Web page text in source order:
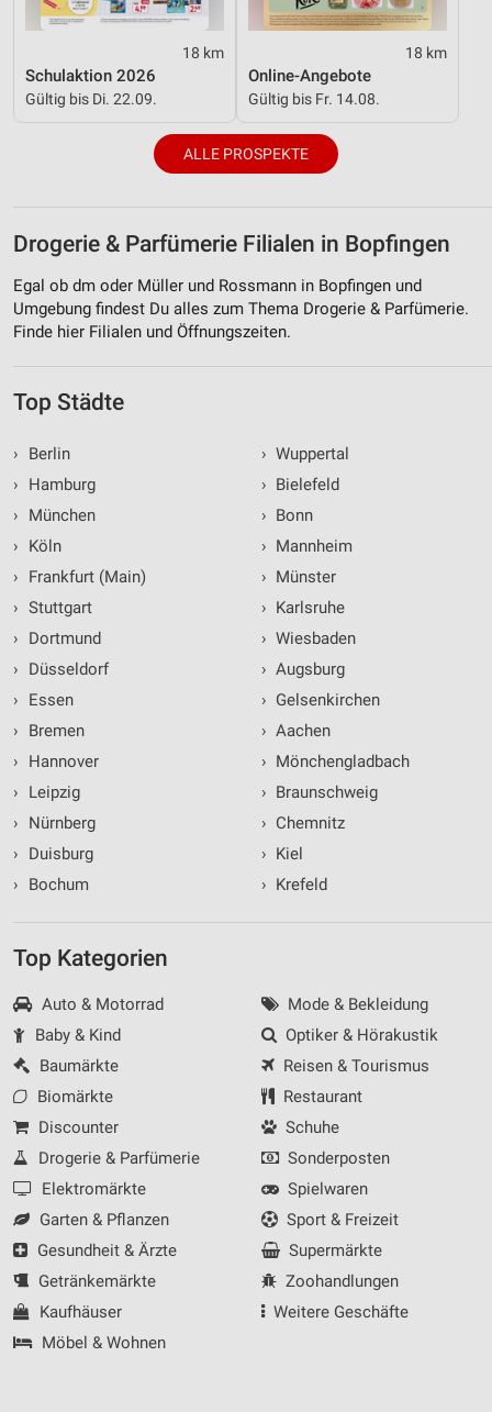
18 km
Schulaktion 2026
Gültig bis Di. 22.09.
18 km
Online-Angebote
Gültig bis Fr. 14.08.
ALLE PROSPEKTE
Drogerie & Parfümerie Filialen in Bopfingen
Egal ob dm oder Müller und Rossmann in Bopfingen und
Umgebung findest Du alles zum Thema Drogerie & Parfümerie.
Finde hier Filialen und Öffnungszeiten.
Top Städte
›
Berlin
›
Hamburg
›
München
›
Köln
›
Frankfurt (Main)
› Stuttgart
›
Dortmund
›
Düsseldorf
›
Essen
›
Bremen
›
Hannover
›
Leipzig
›
Nürnberg
›
Duisburg
›
Bochum
› Wuppertal
› Bielefeld
› Bonn
› Mannheim
› Münster
› Karlsruhe
› Wiesbaden
› Augsburg
› Gelsenkirchen
› Aachen
› Mönchengladbach
› Braunschweig
› Chemnitz
› Kiel
› Krefeld
Top Kategorien
Auto & Motorrad
Baby & Kind
Baumärkte
Biomärkte
Discounter
Drogerie & Parfümerie
Elektromärkte
Garten & Pflanzen
Gesundheit & Ärzte
Getränkemärkte
Kaufhäuser
Möbel & Wohnen
Mode & Bekleidung
Optiker & Hörakustik
Reisen & Tourismus
Restaurant
Schuhe
Sonderposten
Spielwaren
Sport & Freizeit
Supermärkte
Zoohandlungen
Weitere Geschäfte